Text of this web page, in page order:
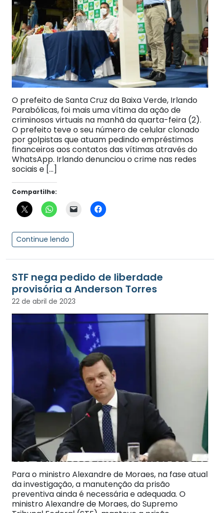
O prefeito de Santa Cruz da Baixa Verde, Irlando
Parabólicas, foi mais uma vítima da ação de
criminosos virtuais na manhã da quarta-feira (2).
O prefeito teve o seu número de celular clonado
por golpistas que atuam pedindo empréstimos
financeiros aos contatos das vítimas através do
WhatsApp. Irlando denunciou o crime nas redes
sociais e […]
Compartilhe:
Continue lendo
STF nega pedido de liberdade
provisória a Anderson Torres
22 de abril de 2023
Para o ministro Alexandre de Moraes, na fase atual
da investigação, a manutenção da prisão
preventiva ainda é necessária e adequada. O
ministro Alexandre de Moraes, do Supremo